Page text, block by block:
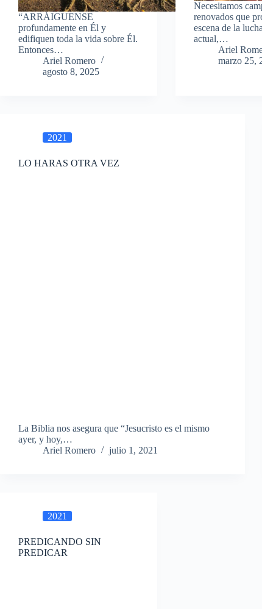
“ARRÁIGUENSE
profundamente en Él y
edifiquen toda la vida sobre Él.
Entonces…
Ariel Romero
agosto 8, 2025
Necesitamos
renovados que
escena de la
actual,…
Ariel
marzo 25,
2021
LO HARAS OTRA VEZ
La Biblia nos asegura que “Jesucristo es el mismo
ayer, y hoy,…
Ariel Romero
julio 1, 2021
2021
PREDICANDO SIN
PREDICAR